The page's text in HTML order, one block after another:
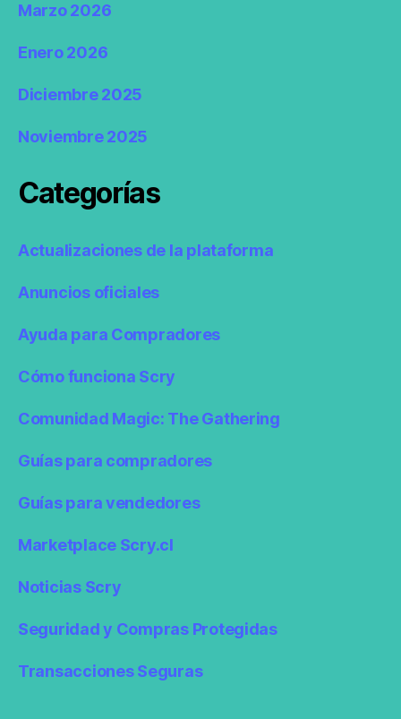
Marzo 2026
Enero 2026
Diciembre 2025
Noviembre 2025
Categorías
Actualizaciones de la plataforma
Anuncios oficiales
Ayuda para Compradores
Cómo funciona Scry
Comunidad Magic: The Gathering
Guías para compradores
Guías para vendedores
Marketplace Scry.cl
Noticias Scry
Seguridad y Compras Protegidas
Transacciones Seguras